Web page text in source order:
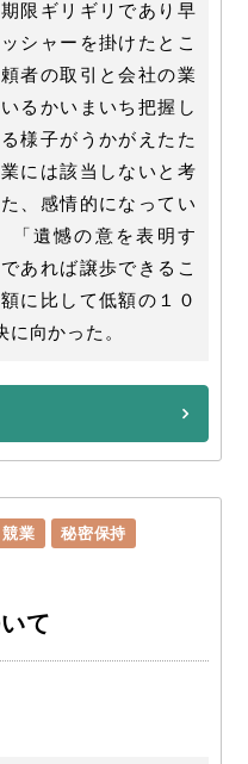
限ギリギリであり早
シャーを掛けたとこ
者の取引と会社の業
るかいまいち把握し
様子がうかがえたた
には該当しないと考
、感情的になってい
「遺憾の意を表明す
あれば譲歩できるこ
に比して低額の１０
向かった。
競業 秘密保持
て